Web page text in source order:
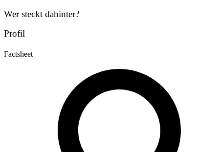
Wer steckt dahinter?
Profil
Factsheet